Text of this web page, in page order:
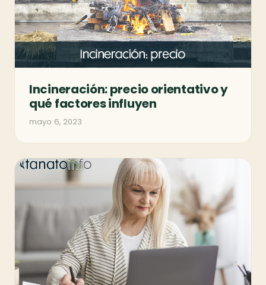
Incineración: precio orientativo y
qué factores influyen
mayo 6, 2023